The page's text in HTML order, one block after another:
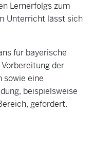
Lernerfolgs zum
Unterricht lässt sich
für bayerische
der
sowie eine
beispielsweise
gefordert.